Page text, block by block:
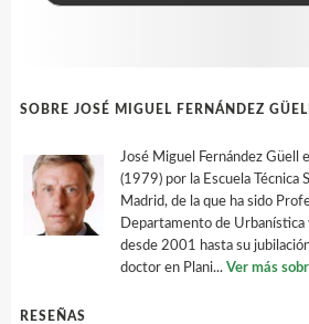
SOBRE JOSÉ MIGUEL FERNÁNDEZ
José Miguel Fernández Güell
(1979) por la Escuela
Madrid, de la que ha sido
Departamento de
desde 2001 hasta su
doctor en Plani... Ver más
RESEÑAS